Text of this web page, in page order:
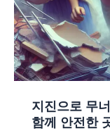
지진으로 무
함께 안전한